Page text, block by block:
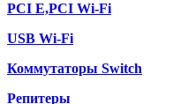
PCI E,PCI Wi-Fi
USB Wi-Fi
Коммутаторы Switch
Репитеры